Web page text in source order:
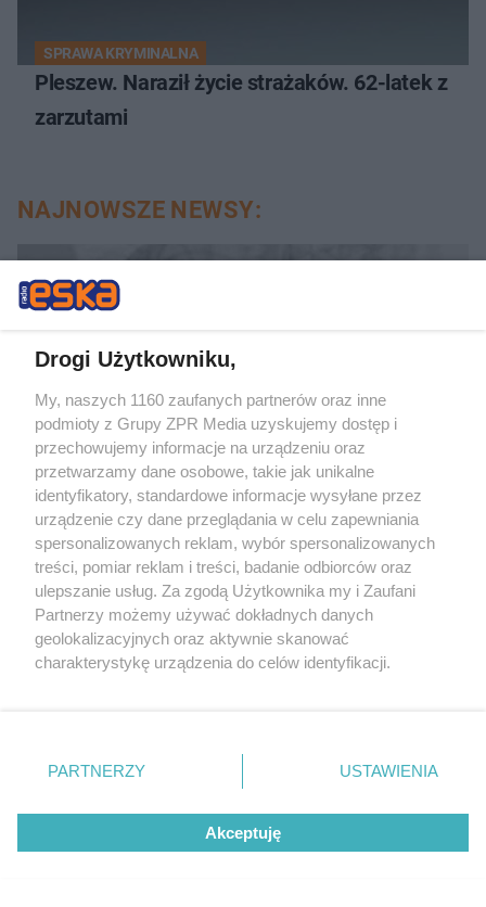
SPRAWA KRYMINALNA
Pleszew. Naraził życie strażaków. 62-latek z
zarzutami
NAJNOWSZE NEWSY:
QUIZ
Quiz - szkoła w czasach PRL-
u. Młodzież nie ma szans
Drogi Użytkowniku,
My, naszych 1160 zaufanych partnerów oraz inne
podmioty z Grupy ZPR Media uzyskujemy dostęp i
przechowujemy informacje na urządzeniu oraz
przetwarzamy dane osobowe, takie jak unikalne
identyfikatory, standardowe informacje wysyłane przez
urządzenie czy dane przeglądania w celu zapewniania
spersonalizowanych reklam, wybór spersonalizowanych
treści, pomiar reklam i treści, badanie odbiorców oraz
ulepszanie usług. Za zgodą Użytkownika my i Zaufani
Partnerzy możemy używać dokładnych danych
geolokalizacyjnych oraz aktywnie skanować
charakterystykę urządzenia do celów identyfikacji.
zmienić/wycofać klikając przycisk ustawień prywatności
znajdujący się w lewym dolnym rogu strony
rodzaje przetwarzania danych nie wymagają zgody
użytkownika, ale masz prawo sprzeciwić się takiemu
przetwarzaniu. Preferencje będą miały zastosowanie tylko
PARTNERZY USTAWIENIA
Akceptuję